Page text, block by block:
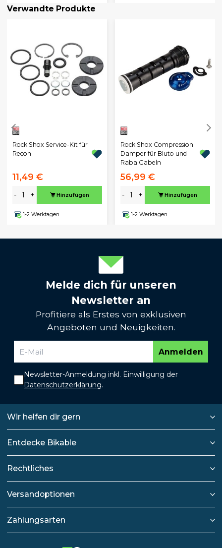
Verwandte Produkte
Rock Shox Service-Kit für
Recon
11,49 €
- + Hinzufügen
1-2 Werktagen
Rock Shox Compression
Damper für Bluto und
Raba Gabeln
56,99 €
- + Hinzufügen
1-2 Werktagen
Melde dich für unseren
Newsletter an
Profitiere als Erstes von exklusiven
Angeboten und Neuigkeiten.
Anmelden
Newsletter-Anmeldung inkl. Einwilligung der
Datenschutzerklärung.
Wir helfen dir gern
Entdecke Bikable
Rechtliches
Versandoptionen
Zahlungsarten